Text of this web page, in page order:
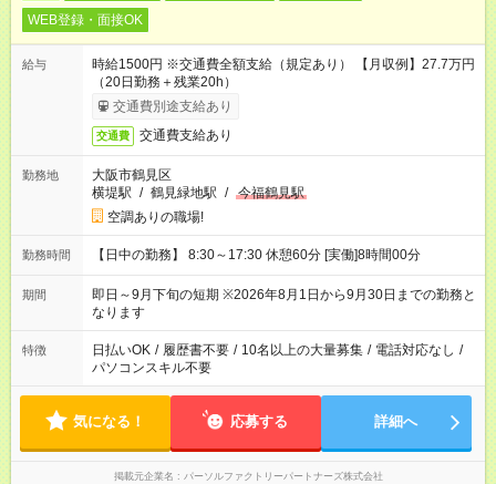
WEB登録・面接OK
給与
時給1500円 ※交通費全額支給（規定あり） 【月収例】27.7万円
（20日勤務＋残業20h）
交通費別途支給あり
交通費 交通費支給あり
勤務地
大阪市鶴見区
横堤駅 / 鶴見緑地駅 / 今福鶴見駅
空調ありの職場!
勤務時間 【日中の勤務】 8:30～17:30 休憩60分 [実働]8時間00分
期間
即日～9月下旬の短期 ※2026年8月1日から9月30日までの勤務と
なります
特徴 日払いOK / 履歴書不要 / 10名以上の大量募集 / 電話対応なし /
パソコンスキル不要
気になる！ 応募する 詳細へ
掲載元企業名 パーソルファクトリーパートナーズ株式会社